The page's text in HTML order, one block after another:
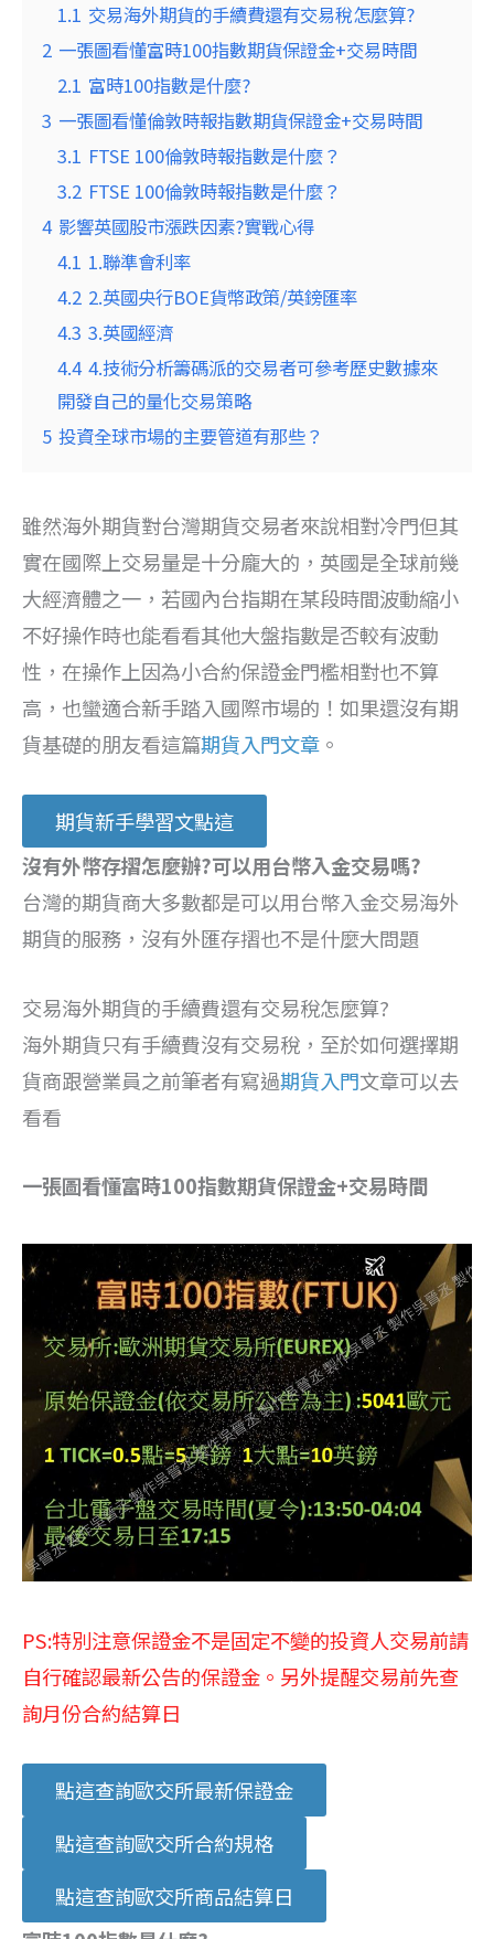
1.1 交易海外期貨的手續費還有交易稅怎麼算?
2 一張圖看懂富時100指數期貨保證金+交易時間
2.1 富時100指數是什麼?
3 一張圖看懂倫敦時報指數期貨保證金+交易時間
3.1 FTSE 100倫敦時報指數是什麼？
3.2 FTSE 100倫敦時報指數是什麼？
4 影響英國股市漲跌因素?實戰心得
4.1 1.聯準會利率
4.2 2.英國央行BOE貨幣政策/英鎊匯率
4.3 3.英國經濟
4.4 4.技術分析籌碼派的交易者可參考歷史數據來
開發自己的量化交易策略
5 投資全球市場的主要管道有那些？
雖然海外期貨對台灣期貨交易者來說相對冷門但其
實在國際上交易量是十分龐大的，英國是全球前幾
大經濟體之一，若國內台指期在某段時間波動縮小
不好操作時也能看看其他大盤指數是否較有波動
性，在操作上因為小合約保證金門檻相對也不算
高，也蠻適合新手踏入國際市場的！如果還沒有期
貨基礎的朋友看這篇期貨入門文章 。
期貨新手學習文點這
沒有外幣存摺怎麼辦?可以用台幣入金交易嗎?
台灣的期貨商大多數都是可以用台幣入金交易海外
期貨的服務，沒有外匯存摺也不是什麼大問題
交易海外期貨的手續費還有交易稅怎麼算?
海外期貨只有手續費沒有交易稅，至於如何選擇期
貨商跟營業員之前筆者有寫過期貨入門文章可以去
看看
一張圖看懂富時100指數期貨保證金+交易時間
PS:特別注意保證金不是固定不變的投資人交易前請
自行確認最新公告的保證金。另外提醒交易前先查
詢月份合約結算日
點這查詢歐交所最新保證金
點這查詢歐交所合約規格
點這查詢歐交所商品結算日